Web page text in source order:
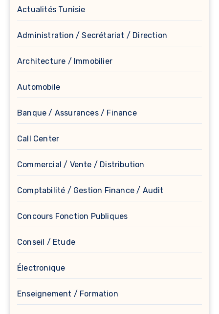
Actualités Tunisie
Administration / Secrétariat / Direction
Architecture / Immobilier
Automobile
Banque / Assurances / Finance
Call Center
Commercial / Vente / Distribution
Comptabilité / Gestion Finance / Audit
Concours Fonction Publiques
Conseil / Etude
Électronique
Enseignement / Formation